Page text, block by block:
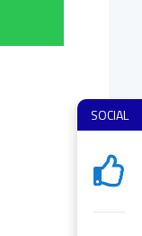
SOCIAL